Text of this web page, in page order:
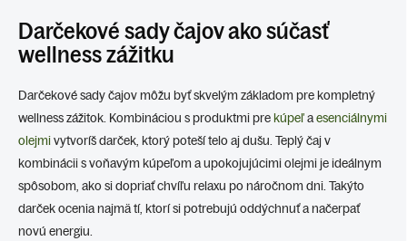
Darčekové sady čajov ako súčasť
wellness zážitku
Darčekové sady čajov môžu byť skvelým základom pre kompletný
wellness zážitok. Kombináciou s produktmi prekúpeľaesenciálnymi
olejmivytvoríš darček, ktorý poteší telo aj dušu. Teplý čaj v
kombinácii s voňavým kúpeľom a upokojujúcimi olejmi je ideálnym
spôsobom, ako si dopriať chvíľu relaxu po náročnom dni. Takýto
darček ocenia najmä tí, ktorí si potrebujú oddýchnuť a načerpať
novú energiu.